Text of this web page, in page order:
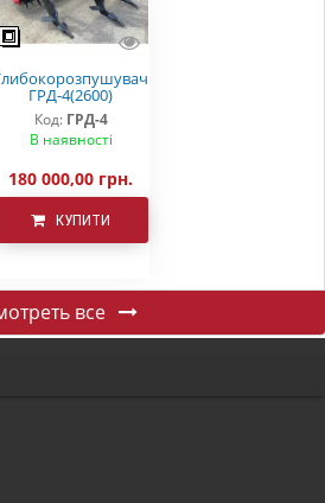
ГРД-4(2600)
Код: ГРД-4
В наявності
180 000,00 грн.
КУПИТИ
все